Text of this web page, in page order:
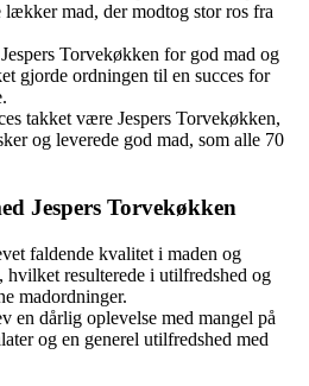
mad, der modtog stor ros fra
Torvekøkken for god mad og
gjorde ordningen til en succes for
takket være Jespers Torvekøkken,
og leverede god mad, som alle 70
Jespers Torvekøkken
faldende kvalitet i maden og
hvilket resulterede i utilfredshed og
madordninger.
en dårlig oplevelse med mangel på
og en generel utilfredshed med